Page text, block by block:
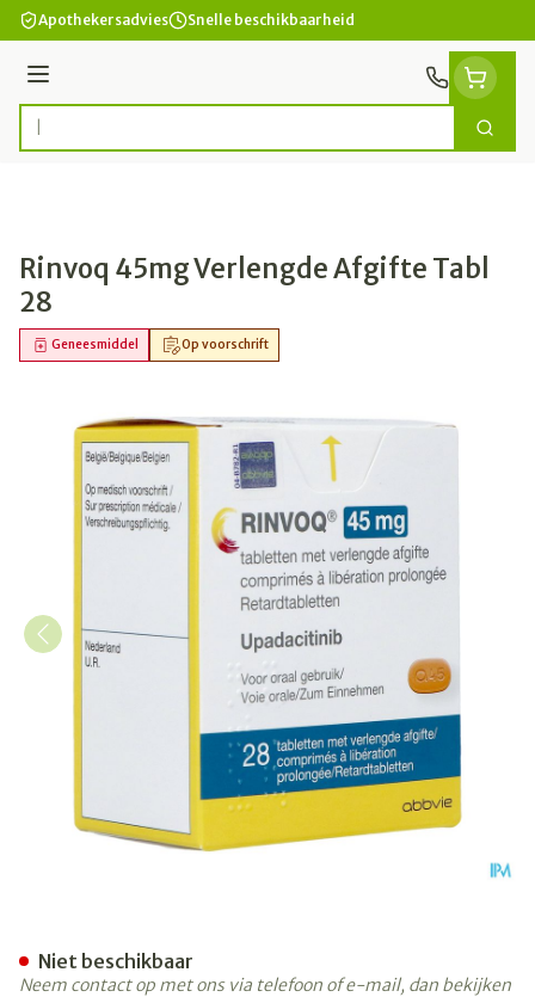
Ga naar de inhoud
Apothekersadvies Snelle beschikbaarheid
Menu
Product, merk, categorie... Zoek
Rinvoq 45mg Verlengde Afgifte Tabl
28
Op voorschrift
Geneesmiddel
Niet beschikbaar
Neem contact op met ons via telefoon of e-mail, dan bekijken